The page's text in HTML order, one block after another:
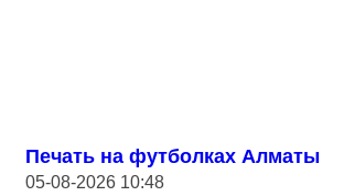
Печать на футболках Алматы
05-08-2026 10:48